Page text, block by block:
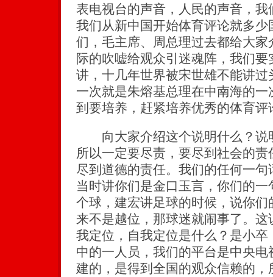
表电视台的声音，人民的声音，
我们从新中国开始体育评论就多
们，毛主席、周总理过去都给大
际的吹嘘给观众引迷魂阵，我们
讲，十几年世界被宋世雄不能讲
一次就是朱熔基总理在中南海的
到要培养，赶紧培养优秀的体育评
向大家介绍这个说明什么？说
所以一定要尽责，要尽到社会的
尽到道德的责任。我们的任何一
当时讲你们是金口玉言，你们的
个球，建宏讲足球的时候，说你
来不是越位，那球迷就闹事了。
我定位，自我定位是什么？是小
中的一人员，我们的平台是中央
建的，是得到全国的观众信赖的